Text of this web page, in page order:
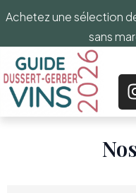
Achetez une sélection
sans